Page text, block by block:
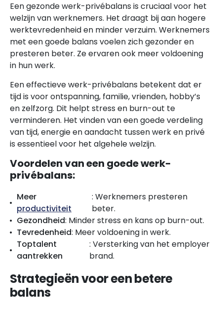
Een gezonde werk-privébalans is cruciaal voor het
welzijn van werknemers. Het draagt bij aan hogere
werktevredenheid en minder verzuim. Werknemers
met een goede balans voelen zich gezonder en
presteren beter. Ze ervaren ook meer voldoening
in hun werk.
Een effectieve werk-privébalans betekent dat er
tijd is voor ontspanning, familie, vrienden, hobby’s
en zelfzorg. Dit helpt stress en burn-out te
verminderen. Het vinden van een goede verdeling
van tijd, energie en aandacht tussen werk en privé
is essentieel voor het algehele welzijn.
Voordelen van een goede werk-
privébalans:
Meer
productiviteit
: Werknemers presteren
beter.
Gezondheid: Minder stress en kans op burn-out.
Tevredenheid: Meer voldoening in werk.
Toptalent
aantrekken
: Versterking van het employer
brand.
Strategieën voor een betere
balans